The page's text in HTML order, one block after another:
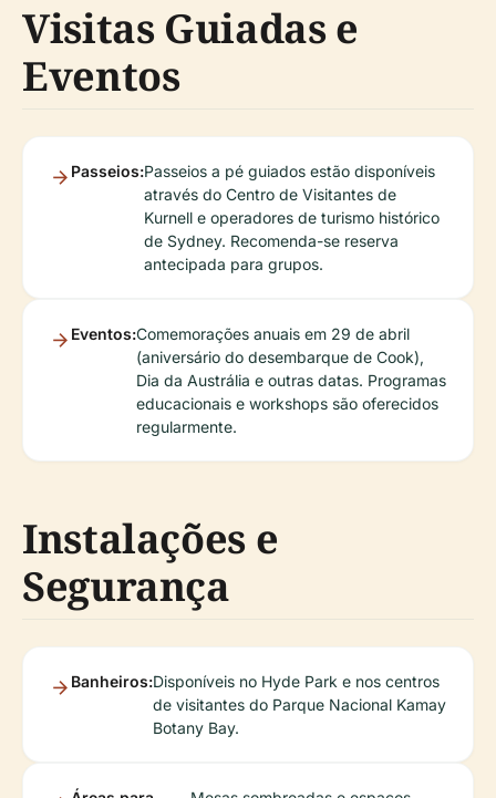
Visitas Guiadas e
Eventos
Passeios:Passeios a pé guiados estão disponíveis
através do Centro de Visitantes de
Kurnell e operadores de turismo histórico
de Sydney. Recomenda-se reserva
antecipada para grupos.
Eventos:Comemorações anuais em 29 de abril
(aniversário do desembarque de Cook),
Dia da Austrália e outras datas. Programas
educacionais e workshops são oferecidos
regularmente.
Instalações e
Segurança
Banheiros:Disponíveis no Hyde Park e nos centros
de visitantes do Parque Nacional Kamay
Botany Bay.